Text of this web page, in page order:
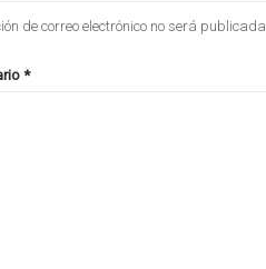
de correo electrónico no será publicada.
*